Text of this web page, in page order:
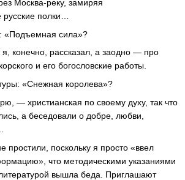
Москва-реку, замиряя
полки…
«Подъемная сила»?
конечно, рассказал, а заодно — про
и его богословские работы.
«Снежная королева»?
— христианская по своему духу, так что
а беседовали о добре, любви,
простили, поскольку я просто «ввел
что методическими указаниями
вышла беда. Приглашают